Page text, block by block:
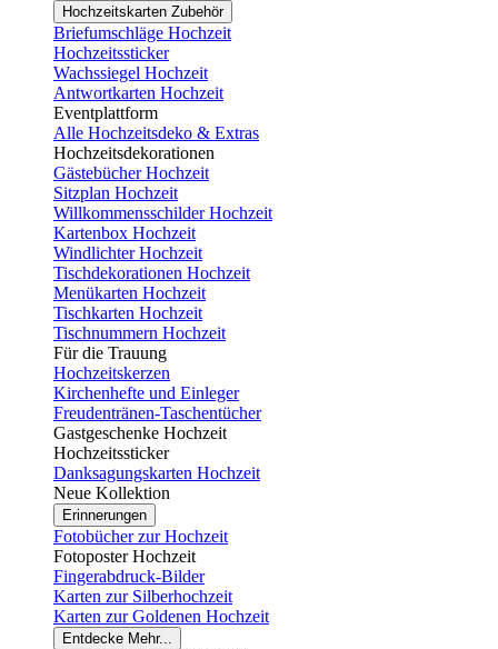
Hochzeitskarten Zubehör
Briefumschläge Hochzeit
Hochzeitssticker
Wachssiegel Hochzeit
Antwortkarten Hochzeit
Eventplattform
Alle Hochzeitsdeko & Extras
Hochzeitsdekorationen
Gästebücher Hochzeit
Sitzplan Hochzeit
Willkommensschilder Hochzeit
Kartenbox Hochzeit
Windlichter Hochzeit
Tischdekorationen Hochzeit
Menükarten Hochzeit
Tischkarten Hochzeit
Tischnummern Hochzeit
Für die Trauung
Hochzeitskerzen
Kirchenhefte und Einleger
Freudentränen-Taschentücher
Gastgeschenke Hochzeit
Hochzeitssticker
Danksagungskarten Hochzeit
Neue Kollektion
Erinnerungen
Fotobücher zur Hochzeit
Fotoposter Hochzeit
Fingerabdruck-Bilder
Karten zur Silberhochzeit
Karten zur Goldenen Hochzeit
Entdecke Mehr...